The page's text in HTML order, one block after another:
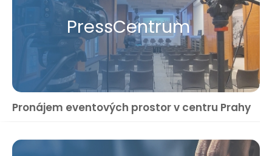
Press​Centrum
Pronájem eventových prostor v centru Prahy